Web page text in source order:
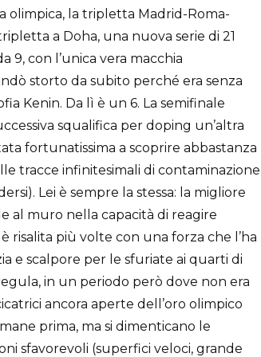
olimpica, la tripletta Madrid-Roma-
a Doha, una nuova serie di 21
9, con l’unica vera macchia
storto da subito perché era senza
Kenin. Da lì è un 6. La semifinale
squalifica per doping un’altra
fortunatissima a scoprire abbastanza
tracce infinitesimali di contaminazione
Lei è sempre la stessa: la migliore
al muro nella capacità di reagire
risalita più volte con una forza che l’ha
e scalpore per le sfuriate ai quarti di
in un periodo però dove non era
ancora aperte dell’oro olimpico
prima, ma si dimenticano le
sfavorevoli (superfici veloci, grande